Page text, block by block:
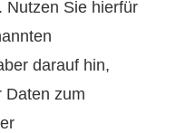
Nutzen Sie hierfür
darauf hin,
Daten zum